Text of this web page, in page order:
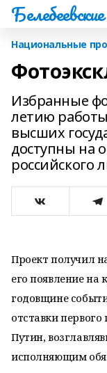
Национальные
Избранные
летию
высших
доступны на
российского
Проект получил
его появление на
годовщине
отставки
Путин,
исполняющим